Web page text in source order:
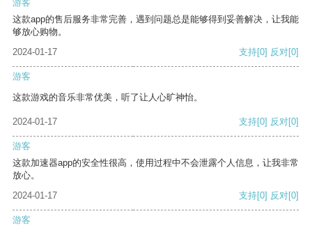
游客
这款app的售后服务非常完善，遇到问题总是能够得到妥善解决，让我能
够放心购物。
2024-01-17
支持[0] 反对[0]
游客
这款游戏的音乐非常优美，听了让人心旷神怡。
2024-01-17 支持[0] 反对[0]
游客
这款加速器app的安全性很高，使用过程中不会泄露个人信息，让我非常
放心。
2024-01-17
支持[0] 反对[0]
游客